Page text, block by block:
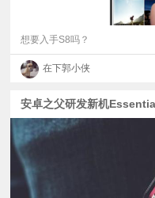
想要入手S8吗？
在下郭小侠
安卓之父研发新机